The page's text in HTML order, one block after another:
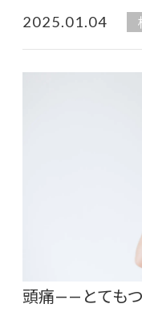
2025.01.04
頭痛——とても